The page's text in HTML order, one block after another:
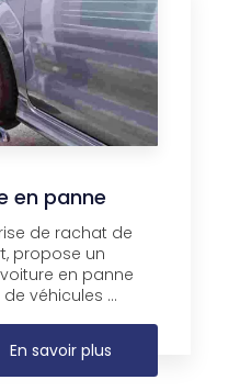
en panne
de rachat de
propose un
en panne
véhicules ...
En savoir plus